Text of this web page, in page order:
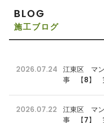
BLOG
施工ブログ
2026.07.24
江東区 マ
事 【8】
2026.07.22
江東区 マ
事 【7】